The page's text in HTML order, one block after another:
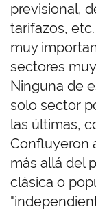
previsional,
tarifazos,
muy
sectores
Ninguna de
solo sector
las últimas,
Confluyeron
más allá del
clásica o